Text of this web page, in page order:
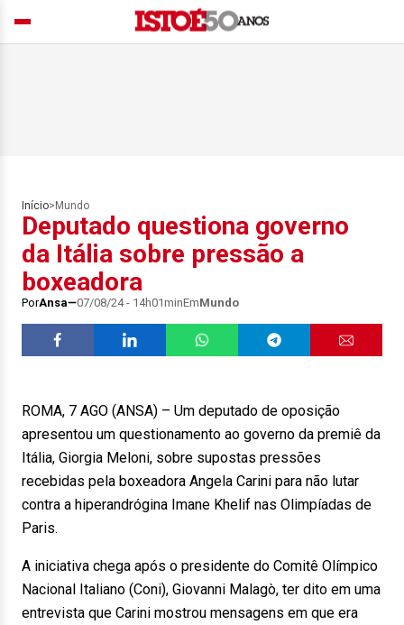
Início> Mundo
Deputado questiona governo
da Itália sobre pressão a
boxeadora
PorAnsa 07/08/24 - 14h01minEmMundo
ROMA, 7 AGO (ANSA) – Um deputado de oposição
apresentou um questionamento ao governo da premiê da
Itália, Giorgia Meloni, sobre supostas pressões
recebidas pela boxeadora Angela Carini para não lutar
contra a hiperandrógina Imane Khelif nas Olimpíadas de
Paris.
A iniciativa chega após o presidente do Comitê Olímpico
Nacional Italiano (Coni), Giovanni Malagò, ter dito em uma
entrevista que Carini mostrou mensagens em que era